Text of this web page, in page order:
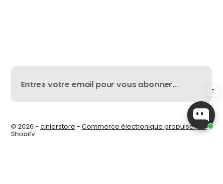
© 2026 - cinierstore - Commerce électronique propulsé par
Shopify